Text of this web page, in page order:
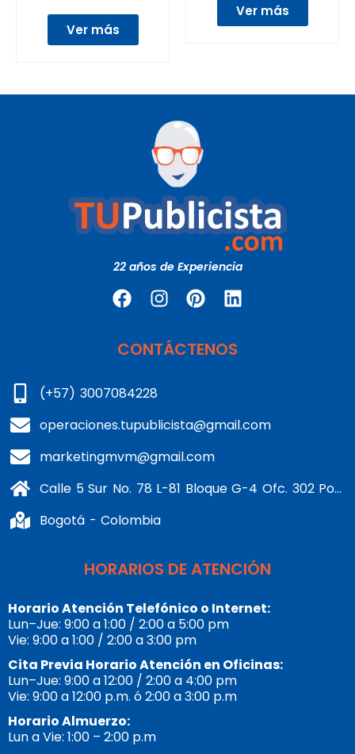
Ver más
Ver más
22 años de Experiencia
CONTÁCTENOS
(+57) 3007084228
operaciones.tupublicista@gmail.com
marketingmvm@gmail.com
Calle 5 Sur No. 78 L-81 Bloque G-4 Ofc. 302 Portería 1 Banderas - Kennedy
Bogotá - Colombia
HORARIOS DE ATENCIÓN
Horario Atención Telefónico o Internet:
Lun–Jue: 9:00 a 1:00 / 2:00 a 5:00 pm
Vie: 9:00 a 1:00 / 2:00 a 3:00 pm
Cita Previa Horario Atención en Oficinas:
Lun–Jue: 9:00 a 12:00 / 2:00 a 4:00 pm
Vie: 9:00 a 12:00 p.m. ó 2:00 a 3:00 p.m
Horario Almuerzo:
Lun a Vie: 1:00 – 2:00 p.m